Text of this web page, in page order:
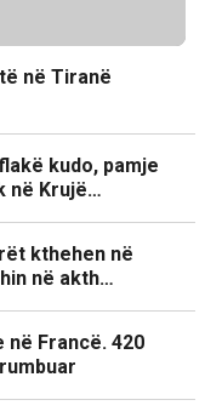
në Tiranë
kudo, pamje
në Krujë…
kthehen në
në akth…
Francë. 420